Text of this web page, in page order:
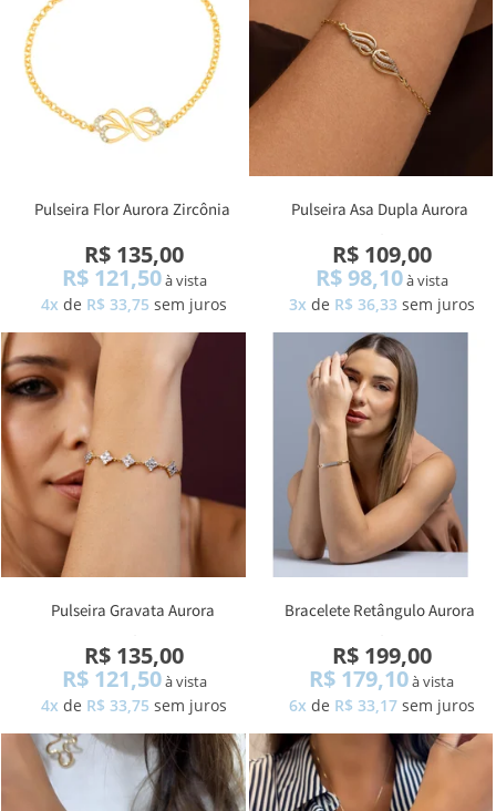
Pulseira Flor Aurora Zircônia
R$ 135,00
R$ 121,50à vista
4x de R$ 33,75sem juros
Pulseira Asa Dupla Aurora
Zircônia
R$ 109,00
R$ 98,10à vista
3x de R$ 36,33 sem juros
Pulseira Gravata Aurora
Zircônia
R$ 135,00
R$ 121,50à vista
4x de R$ 33,75sem juros
Bracelete Retângulo Aurora
Zircônia
R$ 199,00
R$ 179,10à vista
6x de R$ 33,17 sem juros